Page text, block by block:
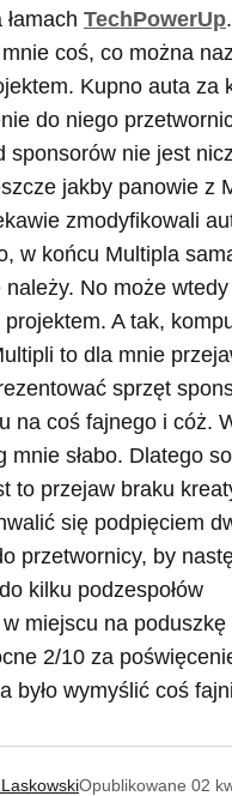
TechPowerUp
coś, co można
Kupno auta za
do niego
sponsorów nie jest
jakby panowie z
zmodyfikowali
w końcu Multipla
No może wtedy
A tak,
to dla mnie
sprzęt
na coś fajnego i cóż.
mnie słabo. Dlatego
to przejaw braku
się podpięciem
przetwornicy, by
kilku podzespołów
miejscu na poduszkę
2/10 za
było wymyślić coś
Opublikowane 02